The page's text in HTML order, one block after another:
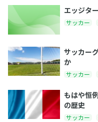
エッジタ
サッカー
サッカー
か
サッカー
もはや恒
の歴史
サッカー